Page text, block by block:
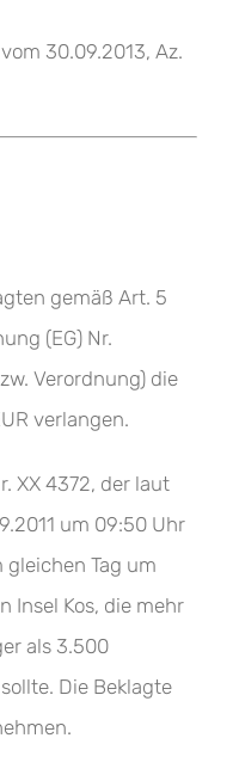
30.09.2013, Az.
gemäß Art. 5
(EG) Nr.
Verordnung) die
verlangen.
XX 4372, der laut
um 09:50 Uhr
Tag um
Insel Kos, die mehr
als 3.500
Die Beklagte